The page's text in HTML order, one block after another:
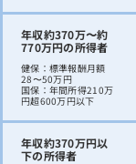
年収約370万〜約
770万円の所得者
健保：標準報酬月額
28〜50万円
国保：年間所得210万
円超600万円以下
年収約370万円以
下の所得者